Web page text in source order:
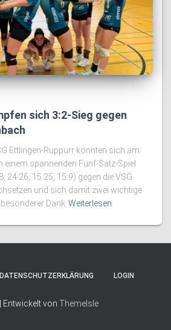
sich 3:2-Sieg gegen
Ettlingen-Rüppurr konnten sich am
einem spannenden Fünf-Satz-Spiel
24:26, 15:25, 15:9) gegen die VSG
und sich damit zwei wichtige
Dank Weiterlesen
DATENSCHUTZERKLÄRUNG LOGIN
Entwickelt von ThemeIsle